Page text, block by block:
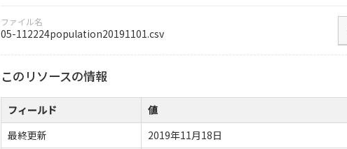
ファイル名
05-112224population20191101.csv
このリソースの情報
フィールド
値
最終更新
2019年11月18日